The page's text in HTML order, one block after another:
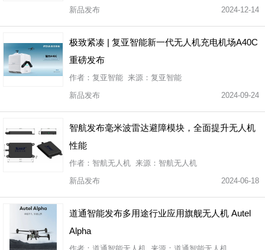
新品发布
2024-12-14
极致紧凑 | 复亚智能新一代无人机充电机场A40C
重磅发布
作者：复亚智能 来源：复亚智能
新品发布
2024-09-24
智航发布毫米波雷达避障模块，全面提升无人机
性能
作者：智航无人机 来源：智航无人机
新品发布
2024-06-18
道通智能发布多用途行业应用旗舰无人机 Autel
Alpha